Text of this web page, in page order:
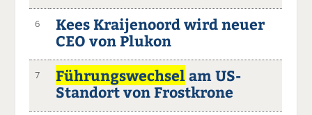
6
Kees Kraijenoord wird neuer
CEO von Plukon
7 Führungswechselam US-
Standort von Frostkrone